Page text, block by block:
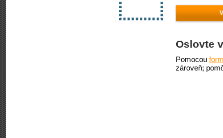
Oslovte
Pomocou
zároveň;